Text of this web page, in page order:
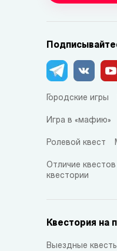
Городские игры
Игра в «мафию»
Ролевой квест
Отличие
квестории
Квестория на
Выездные